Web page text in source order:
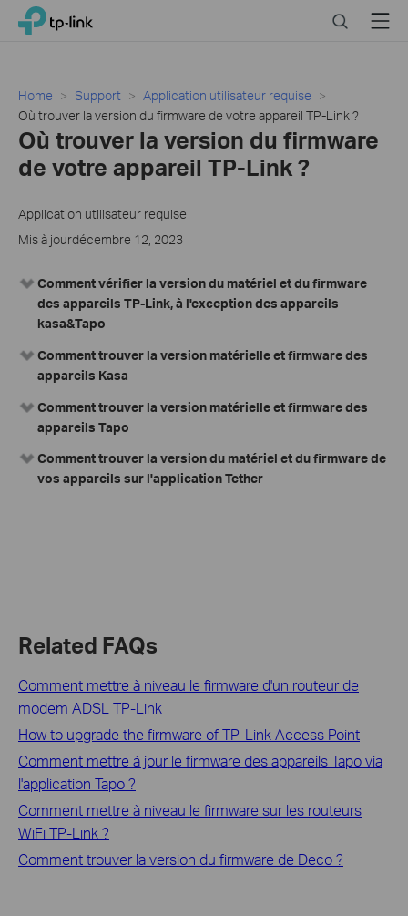
Click
navigation
TP-Link, Reliably Smart SearchMenu
Home Support
Application utilisateur requise
Où trouver la version du firmware de votre appareil TP-Link ?
Où trouver la version du firmware
de votre appareil TP-Link ?
Application utilisateur requise
Mis à jourdécembre 12, 2023
Comment vérifier la version du matériel et du firmware
des appareils TP-Link, à l'exception des appareils
kasa&Tapo
Comment trouver la version matérielle et firmware des
appareils Kasa
Comment trouver la version matérielle et firmware des
appareils Tapo
Comment trouver la version du matériel et du firmware de
vos appareils sur l'application Tether
Related FAQs
Comment mettre à niveau le firmware d'un routeur de
modem ADSL TP-Link
How to upgrade the firmware of TP-Link Access Point
Comment mettre à jour le firmware des appareils Tapo via
l'application Tapo ?
Comment mettre à niveau le firmware sur les routeurs
WiFi TP-Link ?
Comment trouver la version du firmware de Deco ?